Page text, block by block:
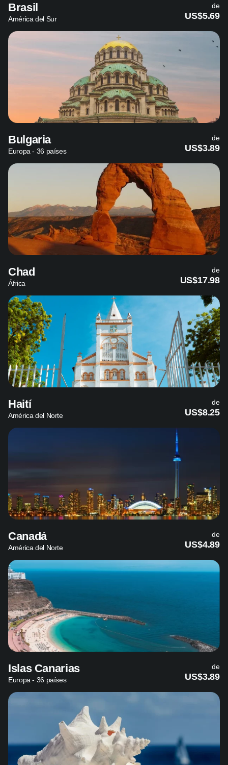
Brasil
América del Sur
de
US$5.69
Bulgaria
Europa - 36 países
de
US$3.89
Chad
África
de
US$17.98
Haití
América del Norte
de
US$8.25
Canadá
América del Norte
de
US$4.89
Islas Canarias
Europa - 36 países
de
US$3.89